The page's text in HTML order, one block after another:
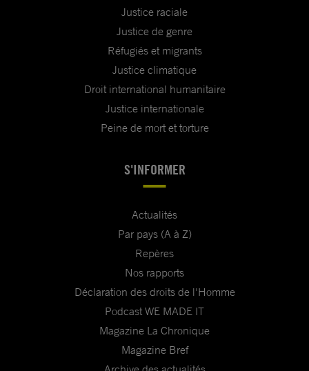
Justice raciale
Justice de genre
Réfugiés et migrants
Justice climatique
Droit international humanitaire
Justice internationale
Peine de mort et torture
S'INFORMER
Actualités
Par pays (A à Z)
Repères
Nos rapports
Déclaration des droits de l'Homme
Podcast WE MADE IT
Magazine La Chronique
Magazine Bref